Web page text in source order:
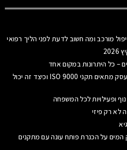
מורכב ומה חשוב לדעת לפני הליך רפואי
– כל היתרונות במקום אחד
חמדאן ג'לולי מסביר לאיזה סוג עסק מתאים תקני ISO 9000 וכיצד זה יכול
ופעילויות לכל המשפחה
לא רק פיזי
לקיץ 2026: פארק המים על הכנרת פותח עונה עם מתקנים